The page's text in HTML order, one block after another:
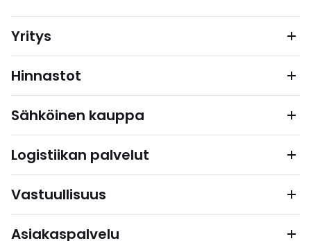
Yritys
Hinnastot
Sähköinen kauppa
Logistiikan palvelut
Vastuullisuus
Asiakaspalvelu